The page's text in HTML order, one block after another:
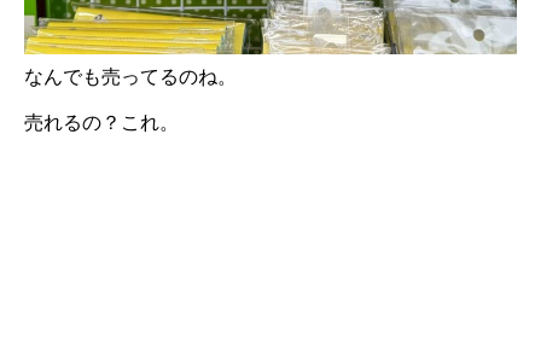
なんでも売ってるのね。
売れるの？これ。